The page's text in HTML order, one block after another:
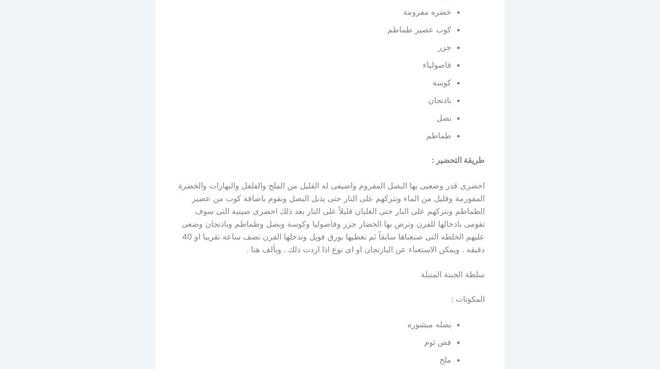
خضره مفرومة
كوب عصير طماطم
جزر
فاصولياء
كوسة
باذنجان
بصل
طماطم
طريقة التحضير :
احضرى قدر وضعيى بها البصل المفروم واضيفى له القليل من الملح والفلفل والبهارات والخضرة
المفورمة وقليل من الماء ونتركهم على النار حتى يذبل البصل ونقوم باضافة كوب من عصير
الطماطم ونتركهم على النار حتى الغليان قليلاً على النار بعد ذلك احضرى صينية التى سوف
تقومى بادخالها للفرن ونرص بها الخضار جزر وفاصوليا وكوسة وبصل وطماطم وباذنجان وضعى
عليهم الخلطه التى صنعناها سابقاً ثم نغطيها بورق فويل وندخلها الفرن نصف ساعه تقريبا او 40
دقيقه . ويمكن الاستغناء عن البازنجان او اى نوع اذا اردت ذلك . وبألف هنا .
سلطة الجبنة المتبلة
المكونات :
بصله مبشوره
فص ثوم
ملح